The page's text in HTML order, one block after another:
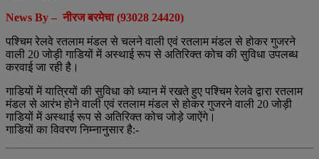
News By – नीरज बरमेचा (93028 24420)
पश्चिम रेलवे रतलाम मंडल से चलने वाली एवं रतलाम मंडल से होकर गुजरने
वाली 20 जोड़ी गाडियों में अस्‍थाई रूप से अतिरिक्‍त कोच की सुविधा उपलब्‍ध
करवाई जा रही है।
गाडियों में यात्रियों की सुविधा को ध्‍यान में रखते हुए पश्चिम रेलवे द्वारा रतलाम
मंडल से आरंभ होने वाली एवं रतलाम मंडल से होकर गुजरने वाली 20 जोड़ी
गाडियों में अस्‍थाई रूप से अतिरिक्‍त कोच जोड़े जाऐंगे।
गाडियों का विवरण निम्‍नानुसार है:-